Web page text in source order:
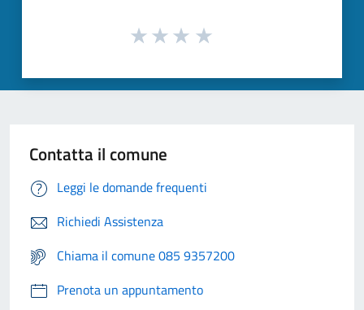
Contatta il comune
Leggi le domande frequenti
Richiedi Assistenza
Chiama il comune 085 9357200
Prenota un appuntamento